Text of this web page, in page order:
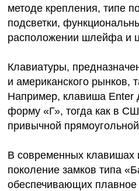
методе крепления, типе
подсветки,
расположении шлейфа и
Клавиатуры,
и американского рынков,
Например, клавиша Enter
форму «Г», тогда как в
привычной
В современных клавишах
поколение замков типа
обеспечивающих